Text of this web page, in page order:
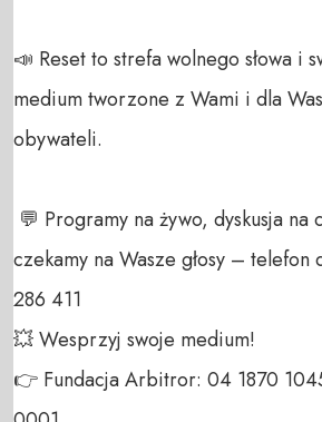
📣 Reset to strefa wolnego słowa i
medium tworzone z Wami i dla
obywateli.
czekamy na Wasze głosy – telefon
286 411
💥 Wesprzyj swoje medium!
👉 Fundacja Arbitror: 04 1870